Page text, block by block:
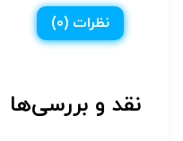
نظرات (0)
نقد و بررسی‌ها